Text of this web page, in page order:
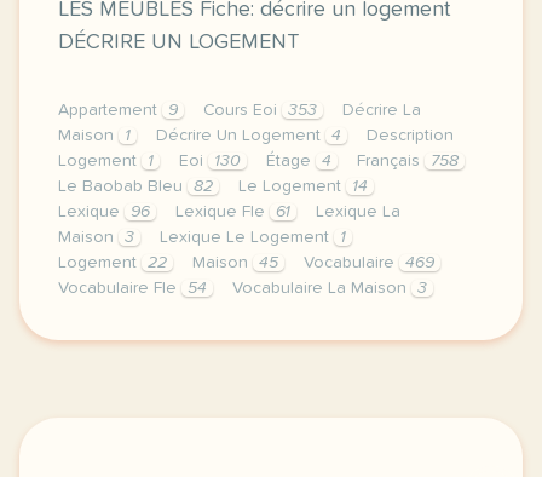
LES MEUBLES Fiche: décrire un logement
DÉCRIRE UN LOGEMENT
Appartement 9 Cours Eoi 353
Décrire La
Maison
1 Décrire Un Logement 4
Description
Logement
1 Eoi 130 Étage 4 Français
758
Le Baobab Bleu
82 Le Logement
14
Lexique
96 Lexique Fle 61
Lexique La
Maison
3 Lexique Le Logement
1
Logement
22 Maison 45 Vocabulaire
469
Vocabulaire Fle
54 Vocabulaire La Maison 3
image pixabay comcette derniere semaine de